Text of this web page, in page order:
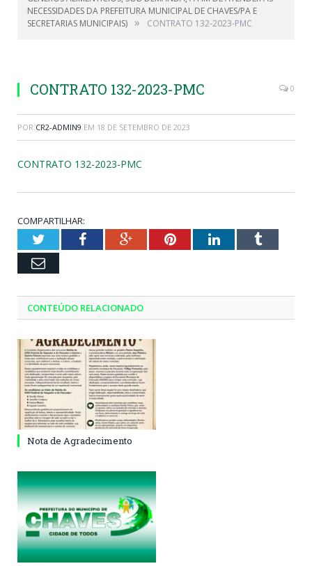
NECESSIDADES DA PREFEITURA MUNICIPAL DE CHAVES/PA E
SECRETARIAS MUNICIPAIS) » CONTRATO 132-2023-PMC
CONTRATO 132-2023-PMC 0
POR CR2-ADMIN9 EM 18 DE SETEMBRO DE 2023
CONTRATO 132-2023-PMC
COMPARTILHAR:
TwitterFacebookGoogle+PinterestLinkedInTumblr
Email
CONTEÚDO RELACIONADO
Nota de Agradecimento